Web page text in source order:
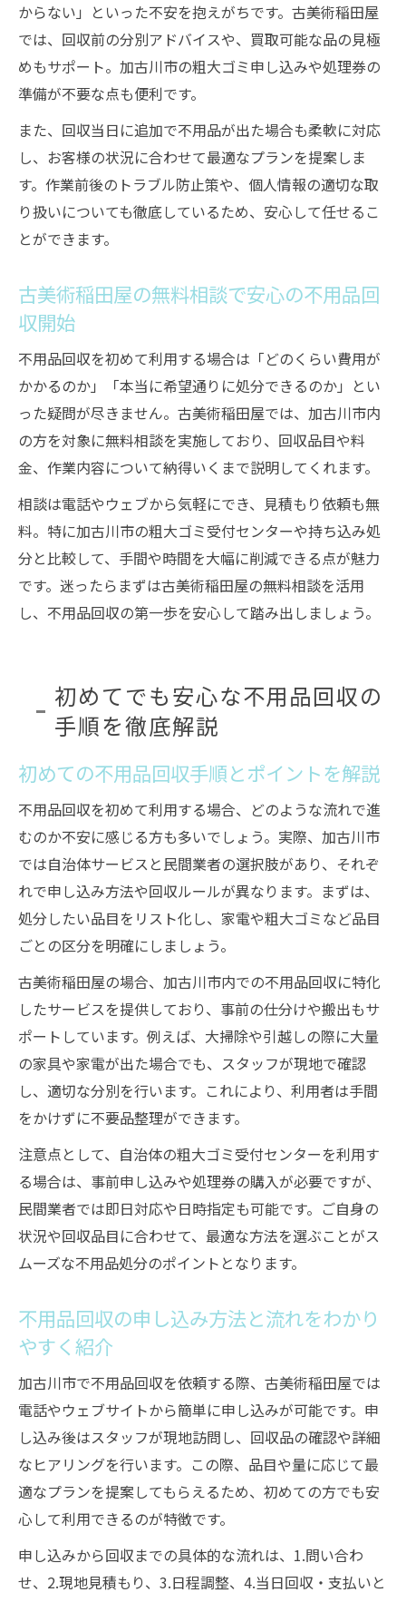
からない」といった不安を抱えがちです。古美術稲田屋
では、回収前の分別アドバイスや、買取可能な品の見極
めもサポート。加古川市の粗大ゴミ申し込みや処理券の
準備が不要な点も便利です。
また、回収当日に追加で不用品が出た場合も柔軟に対応
し、お客様の状況に合わせて最適なプランを提案しま
す。作業前後のトラブル防止策や、個人情報の適切な取
り扱いについても徹底しているため、安心して任せるこ
とができます。
古美術稲田屋の無料相談で安心の不用品回
収開始
不用品回収を初めて利用する場合は「どのくらい費用が
かかるのか」「本当に希望通りに処分できるのか」とい
った疑問が尽きません。古美術稲田屋では、加古川市内
の方を対象に無料相談を実施しており、回収品目や料
金、作業内容について納得いくまで説明してくれます。
相談は電話やウェブから気軽にでき、見積もり依頼も無
料。特に加古川市の粗大ゴミ受付センターや持ち込み処
分と比較して、手間や時間を大幅に削減できる点が魅力
です。迷ったらまずは古美術稲田屋の無料相談を活用
し、不用品回収の第一歩を安心して踏み出しましょう。
初めてでも安心な不用品回収の
手順を徹底解説
初めての不用品回収手順とポイントを解説
不用品回収を初めて利用する場合、どのような流れで進
むのか不安に感じる方も多いでしょう。実際、加古川市
では自治体サービスと民間業者の選択肢があり、それぞ
れで申し込み方法や回収ルールが異なります。まずは、
処分したい品目をリスト化し、家電や粗大ゴミなど品目
ごとの区分を明確にしましょう。
古美術稲田屋の場合、加古川市内での不用品回収に特化
したサービスを提供しており、事前の仕分けや搬出もサ
ポートしています。例えば、大掃除や引越しの際に大量
の家具や家電が出た場合でも、スタッフが現地で確認
し、適切な分別を行います。これにより、利用者は手間
をかけずに不要品整理ができます。
注意点として、自治体の粗大ゴミ受付センターを利用す
る場合は、事前申し込みや処理券の購入が必要ですが、
民間業者では即日対応や日時指定も可能です。ご自身の
状況や回収品目に合わせて、最適な方法を選ぶことがス
ムーズな不用品処分のポイントとなります。
不用品回収の申し込み方法と流れをわかり
やすく紹介
加古川市で不用品回収を依頼する際、古美術稲田屋では
電話やウェブサイトから簡単に申し込みが可能です。申
し込み後はスタッフが現地訪問し、回収品の確認や詳細
なヒアリングを行います。この際、品目や量に応じて最
適なプランを提案してもらえるため、初めての方でも安
心して利用できるのが特徴です。
申し込みから回収までの具体的な流れは、1.問い合わ
せ、2.現地見積もり、3.日程調整、4.当日回収・支払いと